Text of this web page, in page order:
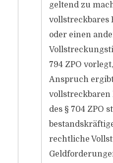
geltend zu
vollstreckbares
oder einen
794 ZPO
Anspruch
des § 704 ZPO
rechtliche